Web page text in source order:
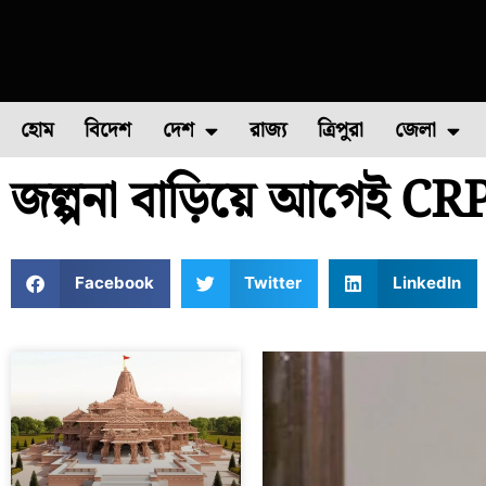
হোম বিদেশ দেশ
ফুল চাষ ফল চাষ মাছ চাষ পোল্ট্রি
রাজ্য ত্রিপুরা জেলা
উত্তর ২৪
জল্পনা বাড়িয়ে আগেই
Facebook Twitter LinkedIn